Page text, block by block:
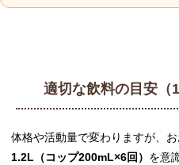
適切な飲料の目安（1
体格や活動量で変わりますが、
1.2L（コップ200mL×6回） を意